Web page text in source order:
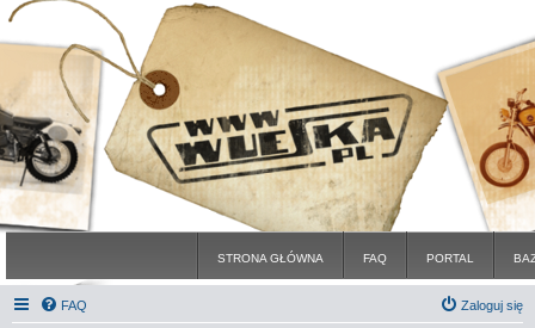
STRONA GŁÓWNA FAQ PORTAL
FAQ Zaloguj się